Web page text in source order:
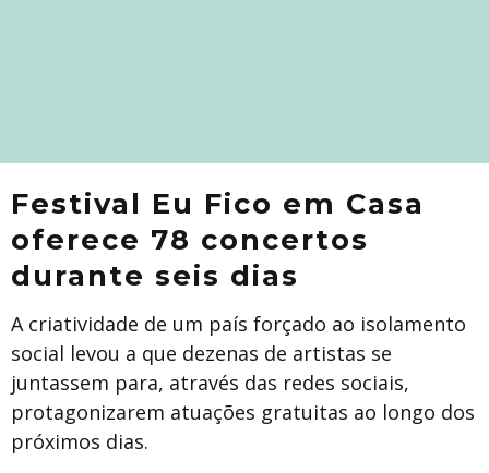
Festival Eu Fico em Casa
oferece 78 concertos
durante seis dias
A criatividade de um país forçado ao isolamento
social levou a que dezenas de artistas se
juntassem para, através das redes sociais,
protagonizarem atuações gratuitas ao longo dos
próximos dias.